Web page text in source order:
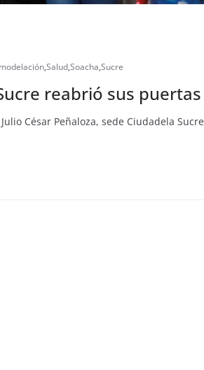
,Salud,Soacha,Sucre
reabrió sus puertas
César Peñaloza, sede Ciudadela Sucre